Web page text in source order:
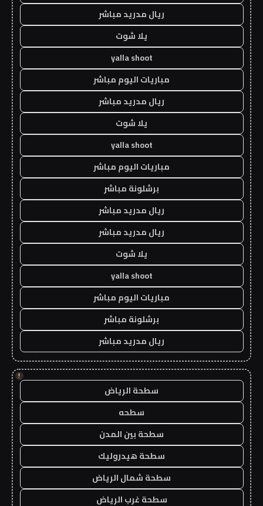
ريال مدريد مباشر
يلا شوت
yalla shoot
مباريات اليوم مباشر
ريال مدريد مباشر
يلا شوت
yalla shoot
مباريات اليوم مباشر
برشلونة مباشر
ريال مدريد مباشر
ريال مدريد مباشر
يلا شوت
yalla shoot
مباريات اليوم مباشر
برشلونة مباشر
ريال مدريد مباشر
!
سطحة الرياض
سطحه
سطحة بين المدن
سطحة هيدروليك
سطحة شمال الرياض
سطحة غرب الرياض